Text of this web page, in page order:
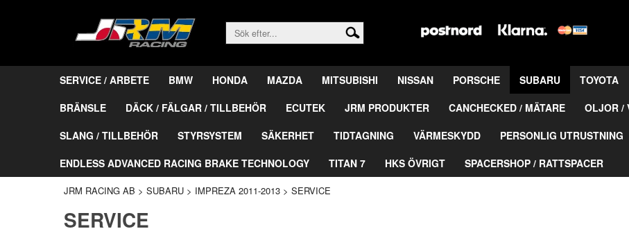
SERVICE / ARBETE BMW HONDA MAZDA MITSUBISHI NISSAN PORSCHE SUBARU TOYOTA
BRÄNSLE
DÄCK / FÄLGAR / TILLBEHÖR ECUTEK JRM PRODUKTER CANCHECKED / MÄTARE OLJOR /
SLANG / TILLBEHÖR
STYRSYSTEM SÄKERHET TIDTAGNING VÄRMESKYDD PERSONLIG UTRUSTNING
ENDLESS ADVANCED RACING BRAKE TECHNOLOGY
TITAN 7 HKS ÖVRIGT SPACERSHOP / RATTSPACER
JRM RACING AB > SUBARU > IMPREZA 2011-2013 > SERVICE
SERVICE